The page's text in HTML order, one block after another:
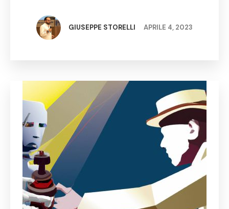
soluzioni innovative per garantire l'autenticità dei
prodotti e la …
GIUSEPPE STORELLI APRILE 4, 2023